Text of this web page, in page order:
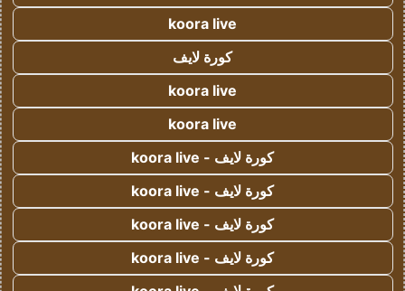
koora live
كورة لايف
koora live
koora live
كورة لايف - koora live
كورة لايف - koora live
كورة لايف - koora live
كورة لايف - koora live